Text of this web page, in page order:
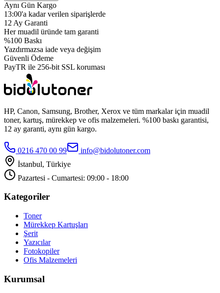
Aynı Gün Kargo
13:00'a kadar verilen siparişlerde
12 Ay Garanti
Her muadil üründe tam garanti
%100 Baskı
Yazdırmazsa iade veya değişim
Güvenli Ödeme
PayTR ile 256-bit SSL koruması
HP, Canon, Samsung, Brother, Xerox ve tüm markalar için muadil
toner, kartuş, mürekkep ve ofis malzemeleri. %100 baskı garantisi,
12 ay garanti, aynı gün kargo.
0216 470 00 99
info@bidolutoner.com
İstanbul, Türkiye
Pazartesi - Cumartesi: 09:00 - 18:00
Kategoriler
Toner
Mürekkep Kartuşları
Şerit
Yazıcılar
Fotokopiler
Ofis Malzemeleri
Kurumsal